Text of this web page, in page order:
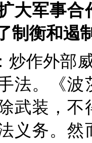
大军事合
制衡和遏
炒作外部
法。《
武装，
义务。